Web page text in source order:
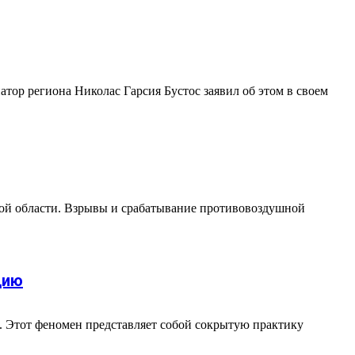
региона Николас Гарсия Бустос заявил об этом в своем
области. Взрывы и срабатывание противовоздушной
феномен представляет собой сокрытую практику